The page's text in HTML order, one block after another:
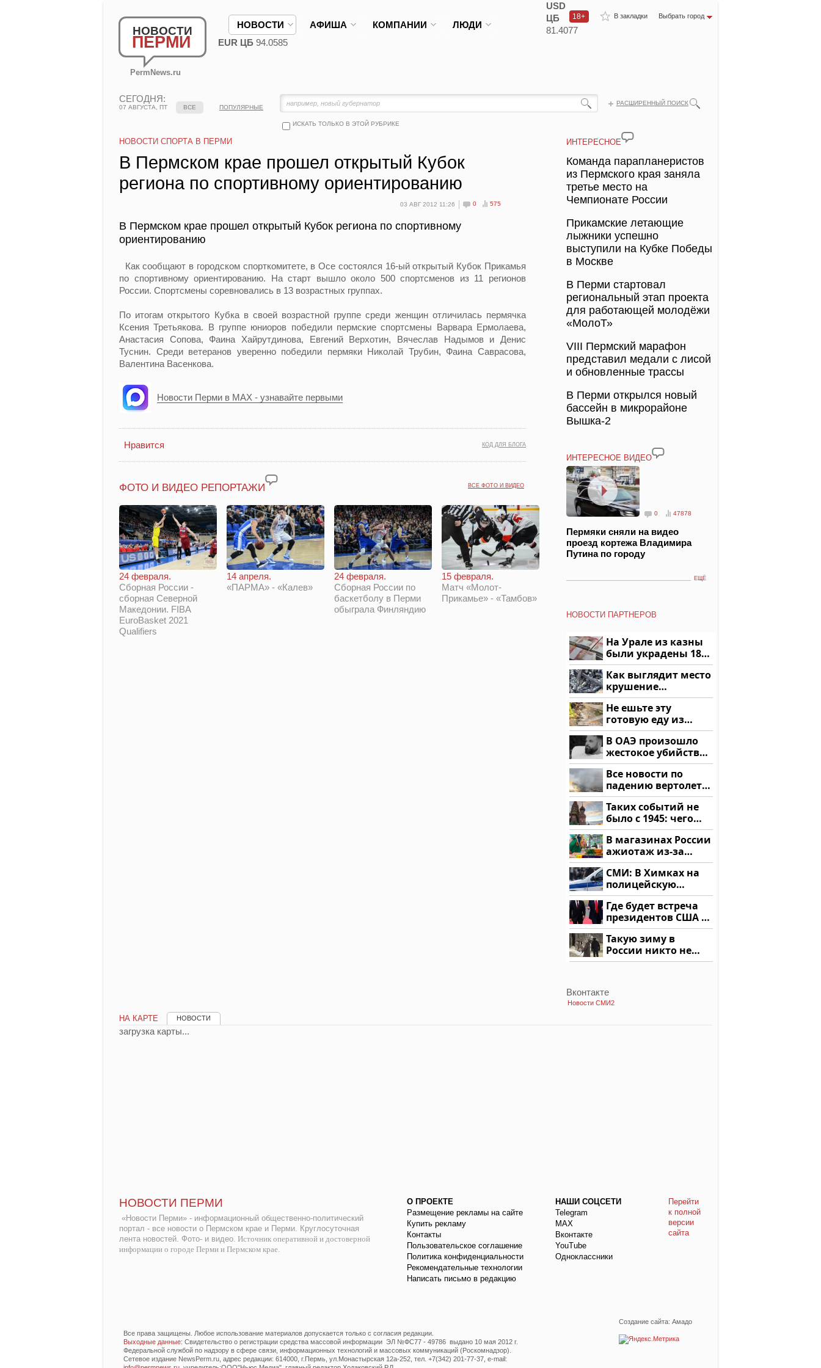
НОВОСТИ
ПЕРМИ
PermNews.ru
В закладки Выбрать город
18+
НОВОСТИ АФИША КОМПАНИИ ЛЮДИ
USD
ЦБ
81.4077
EUR ЦБ 94.0585
СЕГОДНЯ:
07 АВГУСТА, ПТ
РАСШИРЕННЫЙ ПОИСК
ИСКАТЬ ТОЛЬКО В ЭТОЙ РУБРИКЕ
ВСЕ ПОПУЛЯРНЫЕ
НОВОСТИ СПОРТА В ПЕРМИ
В Пермском крае прошел открытый Кубок
региона по спортивному ориентированию
03 АВГ 2012 11:26 0 575
В Пермском крае прошел открытый Кубок региона по спортивному
ориентированию
Как сообщают в городском спорткомитете, в Осе состоялся 16-ый открытый Кубок Прикамья
по спортивному ориентированию. На старт вышло около 500 спортсменов из 11 регионов
России. Спортсмены соревновались в 13 возрастных группах.
По итогам открытого Кубка в своей возрастной группе среди женщин отличилась пермячка
Ксения Третьякова. В группе юниоров победили пермские спортсмены Варвара Ермолаева,
Анастасия Сопова, Фаина Хайрутдинова, Евгений Верхотин, Вячеслав Надымов и Денис
Туснин. Среди ветеранов уверенно победили пермяки Николай Трубин, Фаина Саврасова,
Валентина Васенкова.
Новости Перми в MAX - узнавайте первыми
КОД ДЛЯ БЛОГА
Нравится
ВСЕ ФОТО И ВИДЕО
ФОТО И ВИДЕО РЕПОРТАЖИ
24 февраля.
Сборная России -
сборная Северной
Македонии. FIBA
EuroBasket 2021
Qualifiers
14 апреля.
«ПАРМА» - «Калев»
24 февраля.
Сборная России по
баскетболу в Перми
обыграла Финляндию
15 февраля.
Матч «Молот-
Прикамье» - «Тамбов»
ИНТЕРЕСНОЕ
Команда парапланеристов
из Пермского края заняла
третье место на
Чемпионате России
Прикамские летающие
лыжники успешно
выступили на Кубке Победы
в Москве
В Перми стартовал
региональный этап проекта
для работающей молодёжи
«МолоТ»
VIII Пермский марафон
представил медали с лисой
и обновленные трассы
В Перми открылся новый
бассейн в микрорайоне
Вышка-2
ИНТЕРЕСНОЕ ВИДЕО
0 47878
Пермяки сняли на видео
проезд кортежа Владимира
Путина по городу
ЕЩЁ
НОВОСТИ ПАРТНЕРОВ
На Урале из казны
были украдены 18
миллионов рублей
Как выглядит место
крушение
вертолета на
Кавказе: смотреть
Не ешьте эту
готовую еду из
магазина: список
В ОАЭ произошло
жестокое убийство
криптомиллионера
Все новости по
падению вертолета
на Кавказе: читать
здесь
Таких событий не
было с 1945: чего
ждать всем нам?
В магазинах России
ажиотаж из-за
этого продукта: что
купить?
СМИ: В Химках на
полицейскую
машину напали и
подожгли.
Где будет встреча
президентов США и
России: Европа?
Такую зиму в
России никто не
ждал: как так?!
Вконтакте
Новости СМИ2
НА КАРТЕ НОВОСТИ
загрузка карты...
НОВОСТИ ПЕРМИ
«Новости Перми» - информационный общественно-политический
портал - все новости о Пермском крае и Перми. Круглосуточная
лента новостей. Фото- и видео. Источник оперативной и достоверной
информации о городе Перми и Пермском крае.
О ПРОЕКТЕ
Размещение рекламы на сайте
Купить рекламу
Контакты
Пользовательское соглашение
Политика конфиденциальности
Рекомендательные технологии
Написать письмо в редакцию
НАШИ СОЦСЕТИ
Telegram
МАХ
Вконтакте
YouTube
Одноклассники
Перейти
к полной
версии
сайта
Создание сайта: Амадо
Все права защищены. Любое использование материалов допускается только с согласия редакции.
Выходные данные: Свидетельство о регистрации средства массовой информации ЭЛ №ФС77 - 49786 выдано 10 мая 2012 г.
Федеральной службой по надзору в сфере связи, информационных технологий и массовых коммуникаций (Роскомнадзор).
Сетевое издание NewsPerm.ru, адрес редакции: 614000, г.Пермь, ул.Монастырская 12а-252, тел. +7(342) 201-77-37, e-mail: